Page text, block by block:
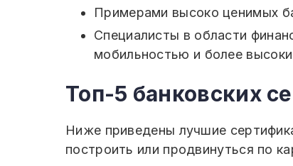
Примерами высоко ценимых
Специалисты в области
мобильностью и более
Топ-5 банковских
Ниже приведены лучшие
построить или продвинуться по